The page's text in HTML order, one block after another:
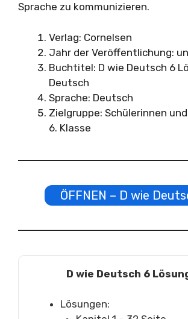
Sprache zu kommunizieren.
Verlag: Cornelsen
Jahr der Veröffentlichung:
Buchtitel: D wie Deutsch 6
Deutsch
Sprache: Deutsch
Zielgruppe: Schülerinnen
6. Klasse
ÖFFNEN – D wie
D wie Deutsch 6
Lösungen: